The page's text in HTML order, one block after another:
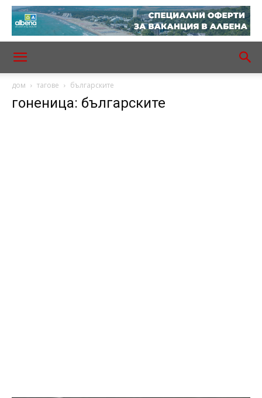
дом тагове българските
гоненица: българските